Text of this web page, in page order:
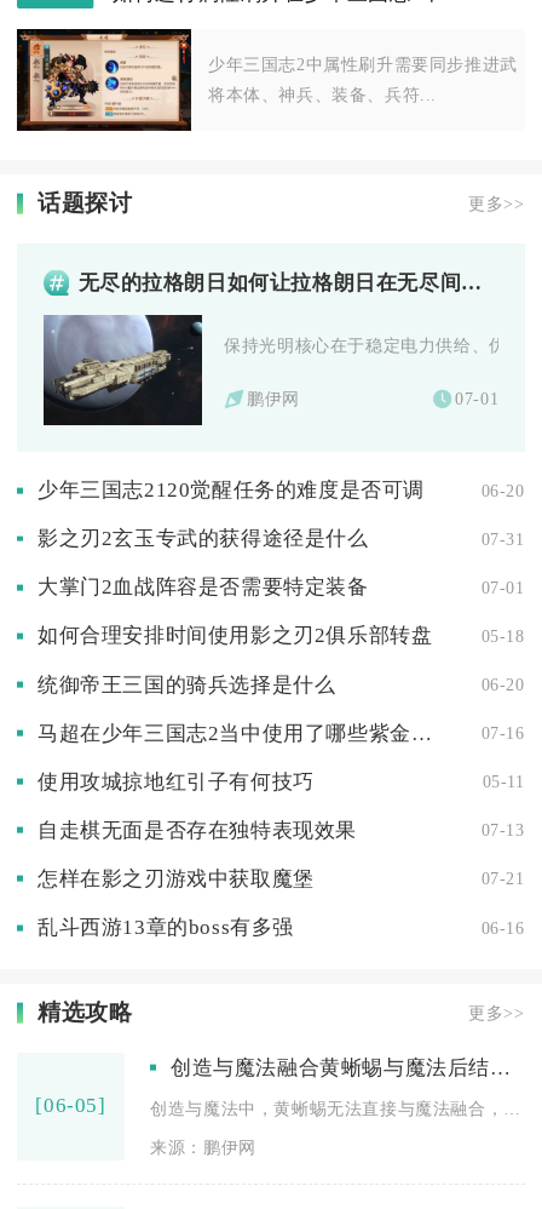
23
少年三国志2中属性刷升需要同步推进武
将本体、神兵、装备、兵符...
话题探讨 更多>>
无尽的拉格朗日如何让拉格朗日在无尽间保持光明
保持光明核心在于稳定电力供给、优先
鹏伊网 07-01
少年三国志2120觉醒任务的难度是否可调 06-20
影之刃2玄玉专武的获得途径是什么 07-31
大掌门2血战阵容是否需要特定装备 07-01
如何合理安排时间使用影之刃2俱乐部转盘 05-18
统御帝王三国的骑兵选择是什么 06-20
马超在少年三国志2当中使用了哪些紫金神兵 07-16
使用攻城掠地红引子有何技巧 05-11
自走棋无面是否存在独特表现效果 07-13
怎样在影之刃游戏中获取魔堡 07-21
乱斗西游13章的boss有多强 06-16
精选攻略 更多>>
[06-05]
创造与魔法融合黄蜥蜴与魔法后结果是什么
来源：鹏伊网